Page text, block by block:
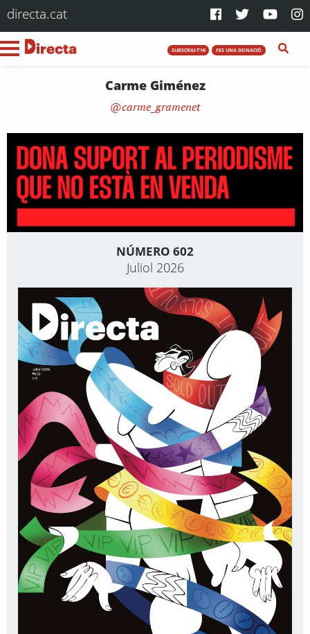
directa.cat
SUBSCRIU-T'HI FES UNA DONACIÓ
Carme Giménez
carme_gramenet
NÚMERO 602
Juliol 2026